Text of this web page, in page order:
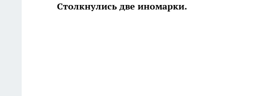
Столкнулись две иномарки.